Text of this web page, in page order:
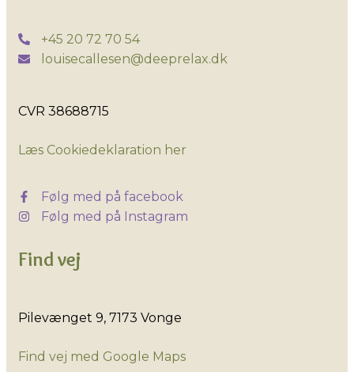
+45 20 72 70 54
louisecallesen@deeprelax.dk
CVR 38688715​
​Læs Cookiedeklaration her
Følg med på facebook
Følg med på Instagram
Find vej
​Pilevænget 9, 7173 Vonge
Find vej med Google Maps